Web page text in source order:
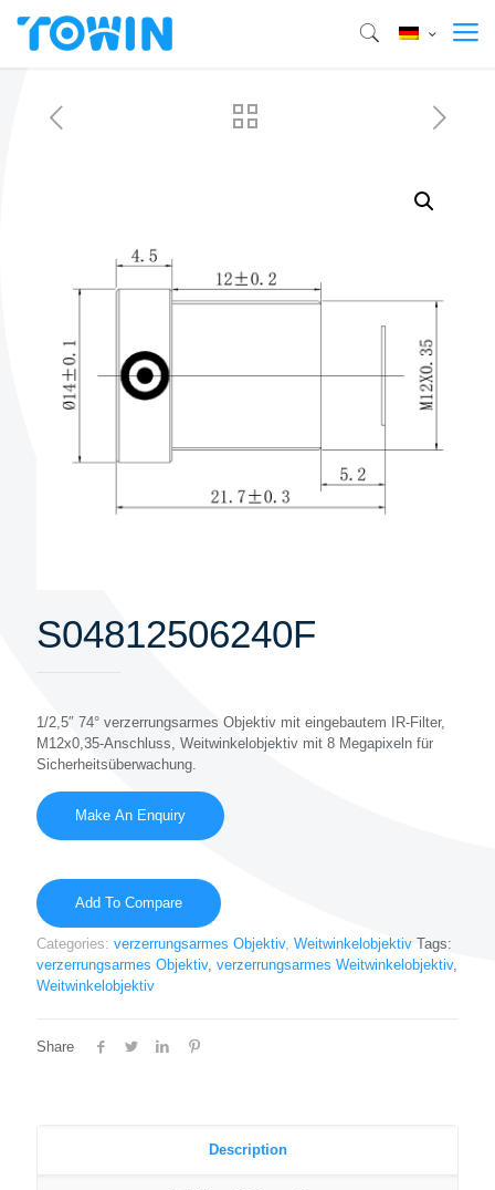
S04812506240F
1/2,5″ 74° verzerrungsarmes Objektiv mit eingebautem IR-Filter,
M12x0,35-Anschluss, Weitwinkelobjektiv mit 8 Megapixeln für
Sicherheitsüberwachung.
Add To Compare
Categories: verzerrungsarmes Objektiv, Weitwinkelobjektiv Tags:
verzerrungsarmes Objektiv, verzerrungsarmes Weitwinkelobjektiv,
Weitwinkelobjektiv
Share
Description